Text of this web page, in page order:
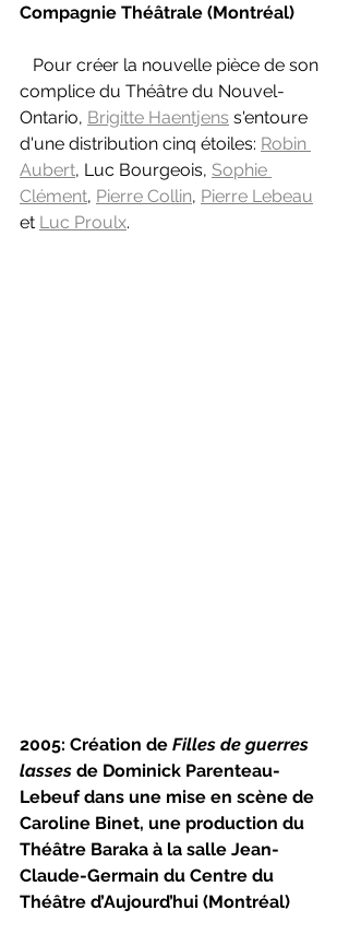
Compagnie Théâtrale (Montréal)
complice du Théâtre du Nouvel-
Ontario, Brigitte Haentjens s'entoure
d'une distribution cinq étoiles: Robin
Aubert, Luc Bourgeois, Sophie
Clément, Pierre Collin, Pierre Lebeau
et Luc Proulx.
2005: Création de Filles de guerres
lasses de Dominick Parenteau-
Lebeuf dans une mise en scène de
Caroline Binet, une production du
Théâtre Baraka à la salle Jean-
Claude-Germain du Centre du
Théâtre d’Aujourd’hui (Montréal)